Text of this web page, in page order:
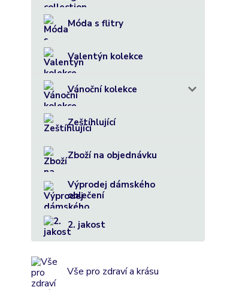
Móda s flitry
Valentýn kolekce
Vánoční kolekce
Zeštíhlující
Zboží na objednávku
Výprodej dámského
oblečení
2. jakost
Vše pro zdraví a krásu